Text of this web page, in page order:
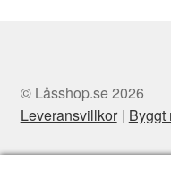
© Låsshop.se 2026
Leveransvillkor
Byggt